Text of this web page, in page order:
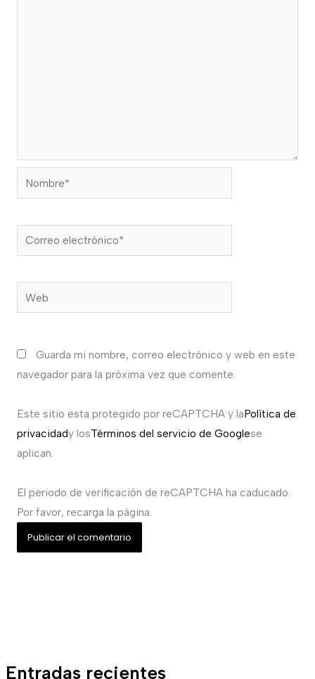
Entradas recientes
Nombre*
Correo
electrónico*
Web
Guarda mi nombre, correo electrónico y web en este
navegador para la próxima vez que comente.
Este sitio esta protegido por reCAPTCHA y laPolítica de
privacidady losTérminos del servicio de Googlese
aplican.
El periodo de verificación de reCAPTCHA ha caducado.
Por favor, recarga la página.